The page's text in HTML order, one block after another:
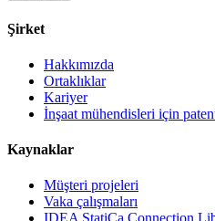
Şirket
Hakkımızda
Ortaklıklar
Kariyer
İnşaat mühendisleri için
Kaynaklar
Müşteri projeleri
Vaka çalışmaları